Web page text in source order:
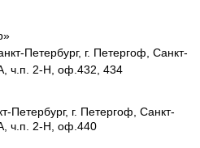
Петербург, г. Петергоф, Санкт-
ч.п. 2-Н, оф.432, 434
Петербург, г. Петергоф, Санкт-
ч.п. 2-Н, оф.440